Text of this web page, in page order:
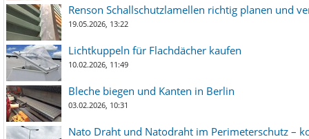
Renson Schallschutzlamellen richtig planen und
19.05.2026, 13:22
Lichtkuppeln für Flachdächer kaufen
10.02.2026, 11:49
Bleche biegen und Kanten in Berlin
03.02.2026, 10:31
Nato Draht und Natodraht im Perimeterschutz –